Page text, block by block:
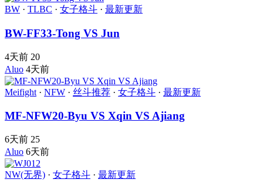
BW · TLBC · 女子格斗 · 最新更新
BW-FF33-Tong VS Jun
4天前 20
Aluo 4天前
Meifight · NFW · 丝斗推荐 · 女子格斗 · 最新更新
MF-NFW20-Byu VS Xqin VS Ajiang
6天前 25
Aluo 6天前
NW(无界) · 女子格斗 · 最新更新